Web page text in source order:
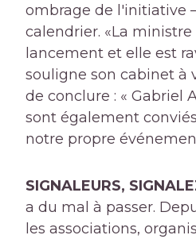
ombrage de l'initiative
calendrier. «La
lancement et elle est
souligne son cabinet à
de conclure : « Gabriel
sont également
notre propre
SIGNALEURS,
a du mal à passer.
les associations,